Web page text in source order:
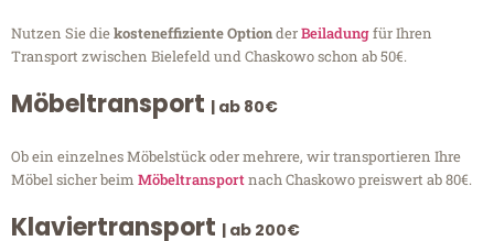
Nutzen Sie diekosteneffiziente OptionderBeiladungfür Ihren
Transport zwischen Bielefeld und Chaskowo schon ab 50€.
Möbeltransport | ab 80€
Ob ein einzelnes Möbelstück oder mehrere, wir transportieren Ihre
Möbel sicher beim Möbeltransportnach Chaskowo preiswert ab 80€.
Klaviertransport | ab 200€